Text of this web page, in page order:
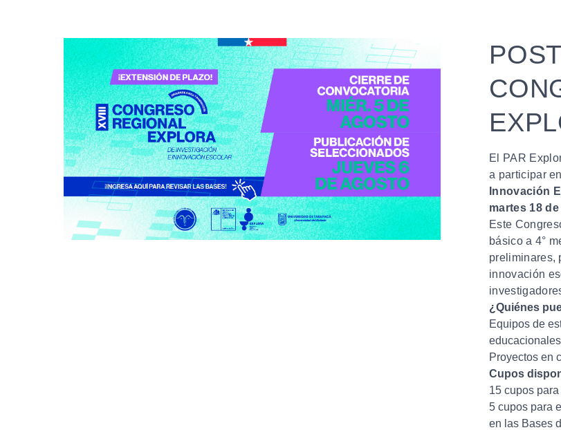
El PAR
a participar
Innovación
martes 18
Este
básico a 4°
preliminares,
innovación
¿Quiénes
Equipos de
Proyectos en
Cupos
15 cupos
5 cupos para
en las Bases